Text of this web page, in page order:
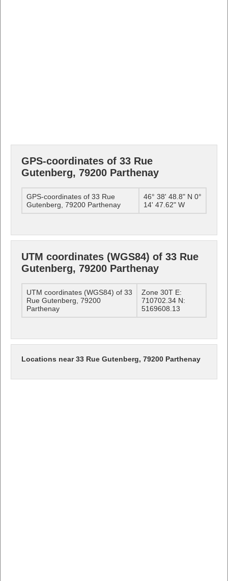
GPS-coordinates of 33 Rue
Gutenberg, 79200 Parthenay
GPS-coordinates of 33 Rue
Gutenberg, 79200 Parthenay
46° 38' 48.8" N 0°
14' 47.62" W
UTM coordinates (WGS84) of 33 Rue
Gutenberg, 79200 Parthenay
UTM coordinates (WGS84) of 33
Rue Gutenberg, 79200
Parthenay
Zone 30T E:
710702.34 N:
5169608.13
Locations near 33 Rue Gutenberg, 79200 Parthenay